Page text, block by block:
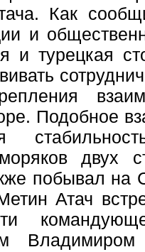
Как
и
и турецкая
Подобное
двух
побывал на
Атач